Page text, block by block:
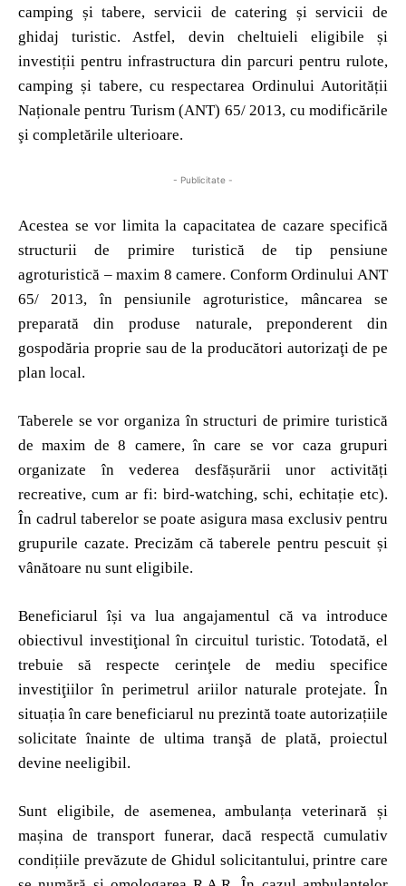
camping și tabere, servicii de catering și servicii de
ghidaj turistic. Astfel, devin cheltuieli eligibile și
investiții pentru infrastructura din parcuri pentru rulote,
camping și tabere, cu respectarea Ordinului Autorității
Naționale pentru Turism (ANT) 65/ 2013, cu modificările
şi completările ulterioare.
- Publicitate -
Acestea se vor limita la capacitatea de cazare specifică
structurii de primire turistică de tip pensiune
agroturistică – maxim 8 camere. Conform Ordinului ANT
65/ 2013, în pensiunile agroturistice, mâncarea se
preparată din produse naturale, preponderent din
gospodăria proprie sau de la producători autorizaţi de pe
plan local.
Taberele se vor organiza în structuri de primire turistică
de maxim de 8 camere, în care se vor caza grupuri
organizate în vederea desfășurării unor activități
recreative, cum ar fi: bird-watching, schi, echitație etc).
În cadrul taberelor se poate asigura masa exclusiv pentru
grupurile cazate. Precizăm că taberele pentru pescuit și
vânătoare nu sunt eligibile.
Beneficiarul își va lua angajamentul că va introduce
obiectivul investiţional în circuitul turistic. Totodată, el
trebuie să respecte cerinţele de mediu specifice
investiţiilor în perimetrul ariilor naturale protejate. În
situația în care beneficiarul nu prezintă toate autorizațiile
solicitate înainte de ultima tranşă de plată, proiectul
devine neeligibil.
Sunt eligibile, de asemenea, ambulanța veterinară și
mașina de transport funerar, dacă respectă cumulativ
condițiile prevăzute de Ghidul solicitantului, printre care